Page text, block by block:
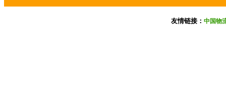
友情链接： 中国物